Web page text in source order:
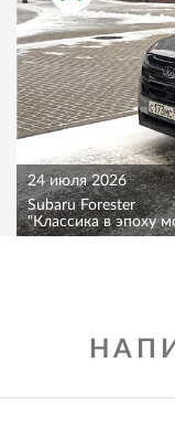
24 июля 2026
Subaru Forester
"Классика в эпоху